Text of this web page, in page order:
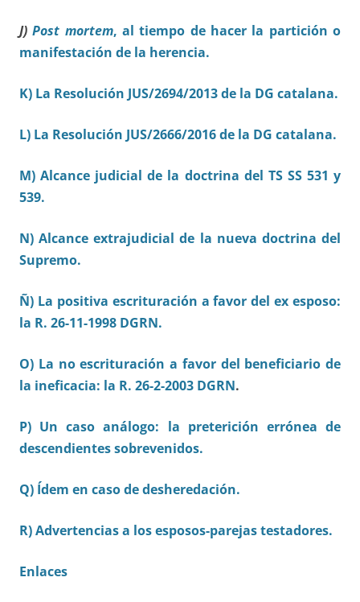
J)Post mortem, al tiempo de hacer la partición o
manifestación de la herencia.
K) La Resolución JUS/2694/2013 de la DG catalana.
L) La Resolución JUS/2666/2016 de la DG catalana.
M) Alcance judicial de la doctrina del TS SS 531 y
539.
N) Alcance extrajudicial de la nueva doctrina del
Supremo.
Ñ) La positiva escrituración a favor del ex esposo:
la R. 26-11-1998 DGRN.
O) La no escrituración a favor del beneficiario de
la ineficacia: la R. 26-2-2003 DGRN.
P) Un caso análogo: la preterición errónea de
descendientes sobrevenidos.
Q) Ídem en caso de desheredación.
R) Advertencias a los esposos-parejas testadores.
Enlaces